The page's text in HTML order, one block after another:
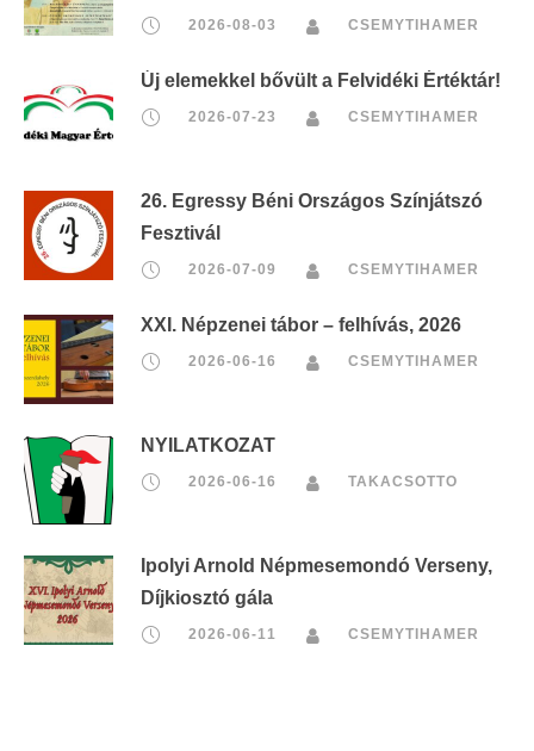
2026-08-03 CSEMYTIHAMER
Új elemekkel bővült a Felvidéki Értéktár!
2026-07-23 CSEMYTIHAMER
26. Egressy Béni Országos Színjátszó
Fesztivál
2026-07-09 CSEMYTIHAMER
XXI. Népzenei tábor – felhívás, 2026
2026-06-16 CSEMYTIHAMER
NYILATKOZAT
2026-06-16 TAKACSOTTO
Ipolyi Arnold Népmesemondó Verseny,
Díjkiosztó gála
2026-06-11 CSEMYTIHAMER